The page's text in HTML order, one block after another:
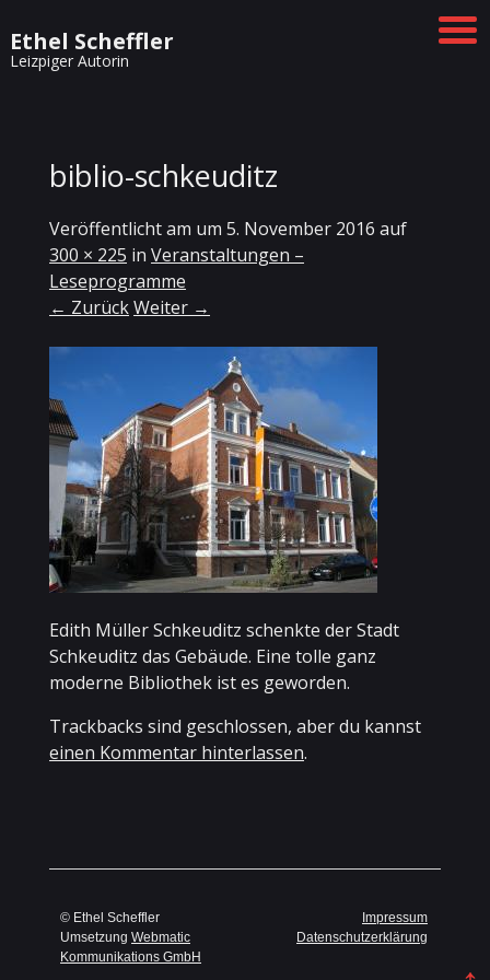
Ethel Scheffler
Leizpiger Autorin
biblio-schkeuditz
Veröffentlicht am um5. November 2016 auf
300 × 225 inVeranstaltungen –
Leseprogramme
← ZurückWeiter →
Edith Müller Schkeuditz schenkte der Stadt
Schkeuditz das Gebäude. Eine tolle ganz
moderne Bibliothek ist es geworden.
Trackbacks sind geschlossen, aber du kannst
einen Kommentar hinterlassen.
© Ethel Scheffler
UmsetzungWebmatic
Kommunikations GmbH
Impressum
Datenschutzerklärung